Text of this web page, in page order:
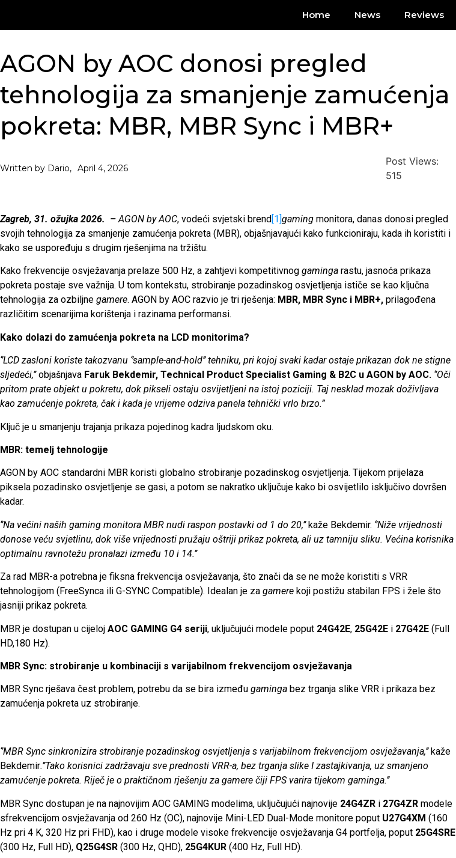
Home News Reviews
AGON by AOC donosi pregled
tehnologija za smanjenje zamućenja
pokreta: MBR, MBR Sync i MBR+
Written by Dario, April 4, 2026
Post Views:
515
Zagreb, 31. ožujka 2026. –AGON by AOC, vodeći svjetski brend[1]gaming monitora, danas donosi pregled
svojih tehnologija za smanjenje zamućenja pokreta (MBR), objašnjavajući kako funkcioniraju, kada ih koristiti i
kako se uspoređuju s drugim rješenjima na tržištu.
Kako frekvencije osvježavanja prelaze 500 Hz, a zahtjevi kompetitivnog gaminga rastu, jasnoća prikaza
pokreta postaje sve važnija. U tom kontekstu, strobiranje pozadinskog osvjetljenja ističe se kao ključna
tehnologija za ozbiljne gamere. AGON by AOC razvio je tri rješenja: MBR, MBR Sync i MBR+, prilagođena
različitim scenarijima korištenja i razinama performansi.
Kako dolazi do zamućenja pokreta na LCD monitorima?
‘’LCD zasloni koriste takozvanu ‘’sample-and-hold’’ tehniku, pri kojoj svaki kadar ostaje prikazan dok ne stigne
sljedeći,’’objašnjava Faruk Bekdemir, Technical Product Specialist Gaming & B2C u AGON by AOC. ‘’Oči
pritom prate objekt u pokretu, dok pikseli ostaju osvijetljeni na istoj poziciji. Taj nesklad mozak doživljava
kao zamućenje pokreta, čak i kada je vrijeme odziva panela tehnički vrlo brzo.”
Ključ je u smanjenju trajanja prikaza pojedinog kadra ljudskom oku.
MBR: temelj tehnologije
AGON by AOC standardni MBR koristi globalno strobiranje pozadinskog osvjetljenja. Tijekom prijelaza
piksela pozadinsko osvjetljenje se gasi, a potom se nakratko uključuje kako bi osvijetlilo isključivo dovršen
kadar.
‘’Na većini naših gaming monitora MBR nudi raspon postavki od 1 do 20,’’kaže Bekdemir. ‘’Niže vrijednosti
donose veću svjetlinu, dok više vrijednosti pružaju oštriji prikaz pokreta, ali uz tamniju sliku. Većina korisnika
optimalnu ravnotežu pronalazi između 10 i 14.’’
Za rad MBR-a potrebna je fiksna frekvencija osvježavanja, što znači da se ne može koristiti s VRR
tehnologijom (FreeSynca ili G-SYNC Compatible). Idealan je za gamere koji postižu stabilan FPS i žele što
jasniji prikaz pokreta.
MBR je dostupan u cijeloj AOC GAMING G4 seriji, uključujući modele poput 24G42E, 25G42E i 27G42E (Full
HD,180 Hz).
MBR Sync: strobiranje u kombinaciji s varijabilnom frekvencijom osvježavanja
MBR Sync rješava čest problem, potrebu da se bira između gaminga bez trganja slike VRR i prikaza bez
zamućenja pokreta uz strobiranje.
‘’MBR Sync sinkronizira strobiranje pozadinskog osvjetljenja s varijabilnom frekvencijom osvježavanja,’’ kaže
Bekdemir.’’Tako korisnici zadržavaju sve prednosti VRR-a, bez trganja slike I zastajkivanja, uz smanjeno
zamućenje pokreta. Riječ je o praktičnom rješenju za gamere čiji FPS varira tijekom gaminga.’’
MBR Sync dostupan je na najnovijim AOC GAMING modelima, uključujući najnovije 24G4ZR i 27G4ZR modele
sfrekvencijom osvježavanja od 260 Hz (OC), najnovije Mini-LED Dual-Mode monitore poput U27G4XM (160
Hz pri 4 K, 320 Hz pri FHD), kao i druge modele visoke frekvencije osvježavanja G4 portfelja, poput 25G4SRE
(300 Hz, Full HD), Q25G4SR (300 Hz, QHD), 25G4KUR (400 Hz, Full HD).